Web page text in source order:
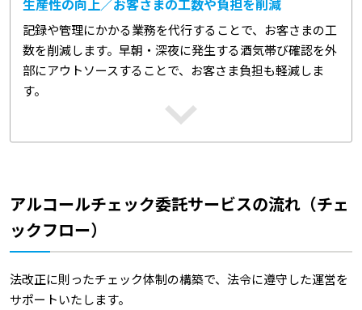
生産性の向上／お客さまの工数や負担を削減
記録や管理にかかる業務を代行することで、お客さまの工
数を削減します。早朝・深夜に発生する酒気帯び確認を外
部にアウトソースすることで、お客さま負担も軽減しま
す。
アルコールチェック委託サービスの流れ（チェ
ックフロー）
法改正に則ったチェック体制の構築で、法令に遵守した運営を
サポートいたします。